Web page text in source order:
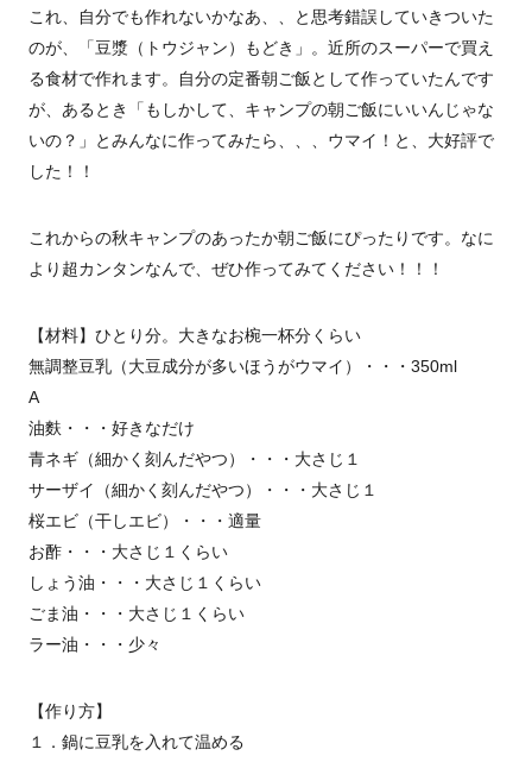
これ、自分でも作れないかなあ、、と思考錯誤していきついた
のが、「豆漿（トウジャン）もどき」。近所のスーパーで買え
る食材で作れます。自分の定番朝ご飯として作っていたんです
が、あるとき「もしかして、キャンプの朝ご飯にいいんじゃな
いの？」とみんなに作ってみたら、、、ウマイ！と、大好評で
した！！
これからの秋キャンプのあったか朝ご飯にぴったりです。なに
より超カンタンなんで、ぜひ作ってみてください！！！
【材料】ひとり分。大きなお椀一杯分くらい
無調整豆乳（大豆成分が多いほうがウマイ）・・・350ml
A
油麩・・・好きなだけ
青ネギ（細かく刻んだやつ）・・・大さじ１
サーザイ（細かく刻んだやつ）・・・大さじ１
桜エビ（干しエビ）・・・適量
お酢・・・大さじ１くらい
しょう油・・・大さじ１くらい
ごま油・・・大さじ１くらい
ラー油・・・少々
【作り方】
１．鍋に豆乳を入れて温める